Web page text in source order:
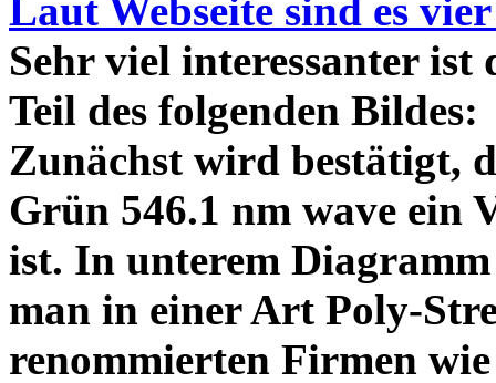
Laut Webseite sind es
Sehr viel interessanter
Teil des folgenden
Zunächst wird bestätigt,
Grün 546.1 nm wave ein
ist. In unterem
man in einer Art Poly-
renommierten Firmen